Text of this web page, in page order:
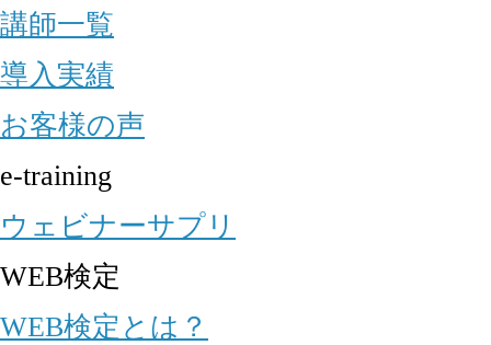
講師一覧
導入実績
お客様の声
e-training
ウェビナーサプリ
WEB検定
WEB検定とは？